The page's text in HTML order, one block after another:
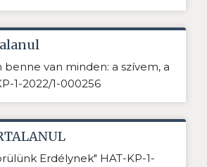
benne van minden: a szívem, a
1-2022/1-000256
Erdélynek" HAT-KP-1-